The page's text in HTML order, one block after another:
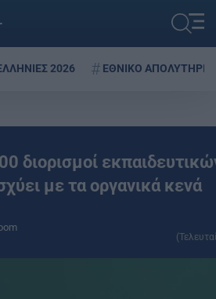
2026 ΕΘΝΙΚΟ ΑΠΟΛΥΤΗΡΙΟ
διορισμοί
με τα οργανικά κενά